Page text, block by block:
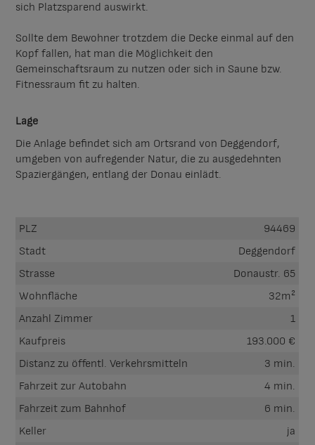
sich Platzsparend auswirkt.
Sollte dem Bewohner trotzdem die Decke einmal auf den
Kopf fallen, hat man die Möglichkeit den
Gemeinschaftsraum zu nutzen oder sich in Saune bzw.
Fitnessraum fit zu halten.
Lage
Die Anlage befindet sich am Ortsrand von Deggendorf,
umgeben von aufregender Natur, die zu ausgedehnten
Spaziergängen, entlang der Donau einlädt.
PLZ
94469
Stadt
Deggendorf
Strasse
Donaustr. 65
Wohnfläche
32m²
Anzahl Zimmer
1
Kaufpreis
193.000 €
Distanz zu öffentl. Verkehrsmitteln
3 min.
Fahrzeit zur Autobahn
4 min.
Fahrzeit zum Bahnhof
6 min.
Keller
ja